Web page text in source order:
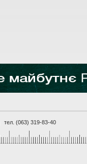
тел. (063) 319-83-40